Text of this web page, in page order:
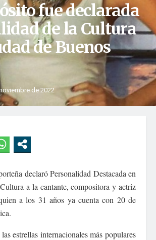
fue declarada
de la Cultura
de Buenos
de 2022
declaró Personalidad Destacada en
a la cantante, compositora y actriz
a los 31 años ya cuenta con 20 de
estrellas internacionales más populares